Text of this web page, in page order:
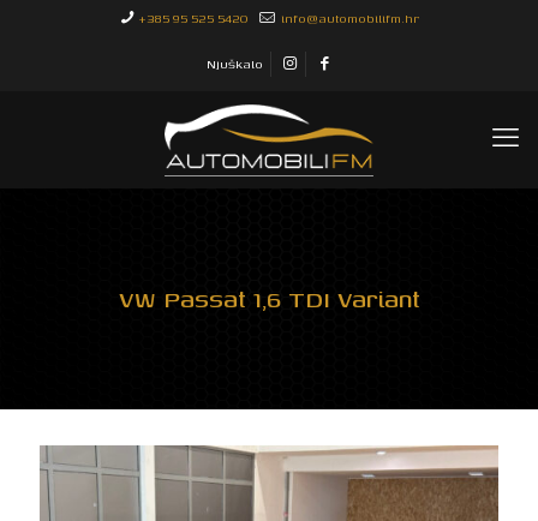
+385 95 525 5420 info@automobilifm.hr
Njuškalo
VW Passat 1,6 TDI Variant